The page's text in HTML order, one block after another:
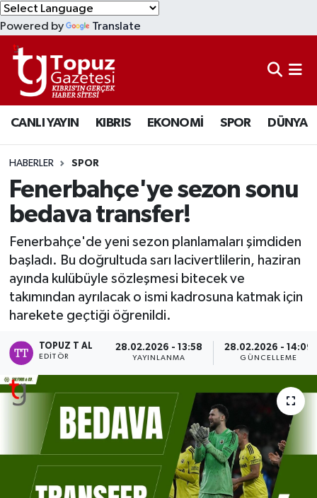
Powered by Translate
CANLI YAYIN KIBRIS EKONOMİ SPOR DÜNYA
HABERLER SPOR
Fenerbahçe'ye sezon sonu
bedava transfer!
Fenerbahçe'de yeni sezon planlamaları şimdiden
başladı. Bu doğrultuda sarı lacivertlilerin, haziran
ayında kulübüyle sözleşmesi bitecek ve
takımından ayrılacak o ismi kadrosuna katmak için
harekete geçtiği öğrenildi.
TOPUZ T AL
EDITÖR
28.02.2026 - 13:58
YAYINLANMA
28.02.2026 - 14:09
GÜNCELLEME
KIBRIS
DÜNYA
EKONOMİ
MAGAZİN
SAĞLIK
SPOR
TEKNOLOJİ
TÜRKİYE
Lefkoşa Nöbetçi Eczaneler
Lefkoşa Hava Durumu
Lefkoşa Trafik Yoğunluk Haritası
Süper Lig Puan Durumu ve Fikstür
Tüm Manşetler
Son Dakika Haberleri
Haber Arşivi